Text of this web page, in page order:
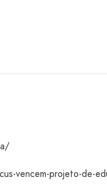
vencem-projeto-de-